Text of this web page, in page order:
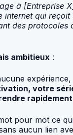
à [Entreprise
internet qui
des protocoles
ambitieux :
votre
rapidement
pour mot ce
aucun lien